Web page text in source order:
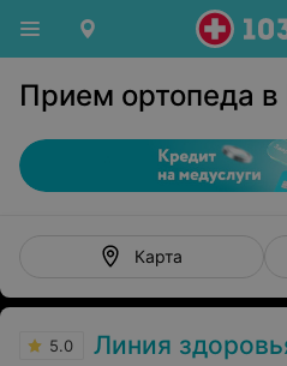
Прием ортопеда
Карта
5.0 Линия